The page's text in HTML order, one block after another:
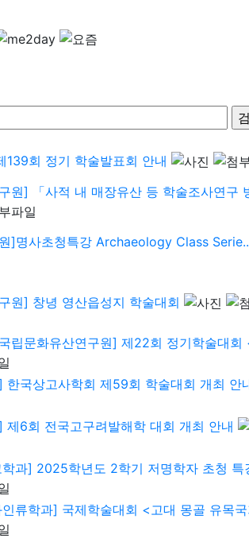
139회 정기 학술발표회 안내
원] 「사적 내 매장유산 등 학술조사연구
]명사초청특강 Archaeology Class
원] 창녕 영산읍성지 학술대회
립문화유산연구원] 제22회 정기학술대회
한국상고사학회 제59회 학술대회 개최 안
제6회 전국고구려발해학 대회 개최 안내
과] 2025학년도 2학기 저명학자 초청 특
류학과] 국제학술대회 <고대 몽골 유목